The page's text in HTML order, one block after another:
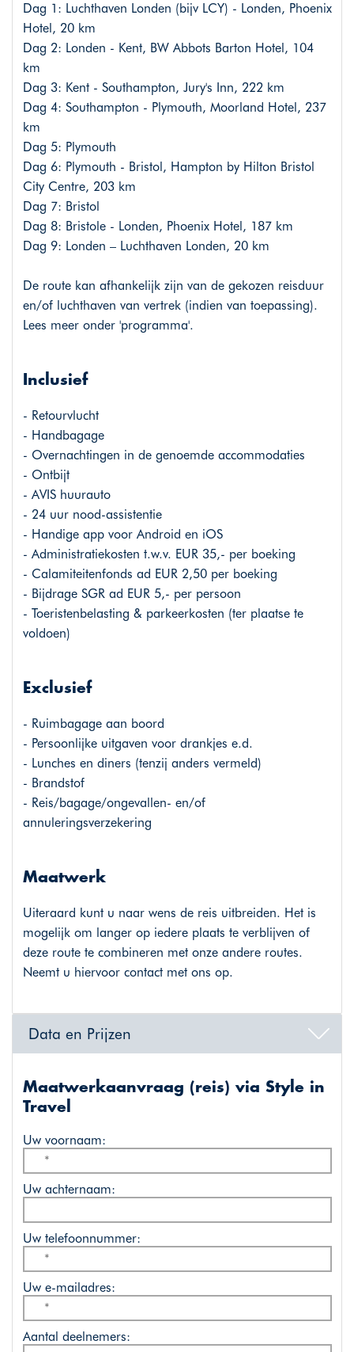
Dag 1: Luchthaven Londen (bijv LCY) - Londen, Phoenix
Hotel, 20 km
Dag 2: Londen - Kent, BW Abbots Barton Hotel, 104
km
Dag 3: Kent - Southampton, Jury's Inn, 222 km
Dag 4: Southampton - Plymouth, Moorland Hotel, 237
km
Dag 5: Plymouth
Dag 6: Plymouth - Bristol, Hampton by Hilton Bristol
City Centre, 203 km
Dag 7: Bristol
Dag 8: Bristole - Londen, Phoenix Hotel, 187 km
Dag 9: Londen – Luchthaven Londen, 20 km
De route kan afhankelijk zijn van de gekozen reisduur
en/of luchthaven van vertrek (indien van toepassing).
Lees meer onder 'programma'.
Inclusief
- Retourvlucht
- Handbagage
- Overnachtingen in de genoemde accommodaties
- Ontbijt
- AVIS huurauto
- 24 uur nood-assistentie
- Handige app voor Android en iOS
- Administratiekosten t.w.v. EUR 35,- per boeking
- Calamiteitenfonds ad EUR 2,50 per boeking
- Bijdrage SGR ad EUR 5,- per persoon
- Toeristenbelasting & parkeerkosten (ter plaatse te
voldoen)
Exclusief
- Ruimbagage aan boord
- Persoonlijke uitgaven voor drankjes e.d.
- Lunches en diners (tenzij anders vermeld)
- Brandstof
- Reis/bagage/ongevallen- en/of
annuleringsverzekering
Maatwerk
Uiteraard kunt u naar wens de reis uitbreiden. Het is
mogelijk om langer op iedere plaats te verblijven of
deze route te combineren met onze andere routes.
Neemt u hiervoor contact met ons op.
Data en Prijzen
Maatwerkaanvraag (reis) via Style in
Travel
Uw voornaam:
Uw achternaam:
Uw telefoonnummer:
Uw e-mailadres:
Aantal deelnemers: